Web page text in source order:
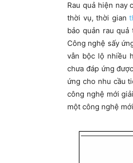
Rau quả hiện nay
thời vụ, thời gian
bảo quản rau
Công nghệ sấy
vẫn bộc lộ nhiều
chưa đáp ứng
ứng cho nhu cầu
công nghệ mới
một công nghệ